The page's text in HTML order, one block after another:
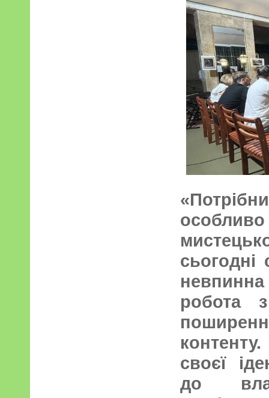
сьогодні
робота
своєї
до